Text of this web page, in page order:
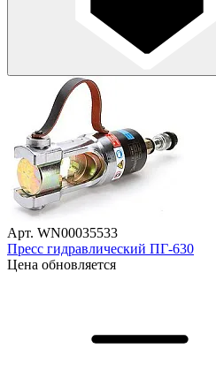
Арт. WN00035533
Пресс гидравлический ПГ-630
Цена обновляется